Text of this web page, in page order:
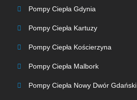
Pompy Ciepła Gdynia
Pompy Ciepła Kartuzy
Pompy Ciepła Kościerzyna
Pompy Ciepła Malbork
Pompy Ciepła Nowy Dwór Gdański